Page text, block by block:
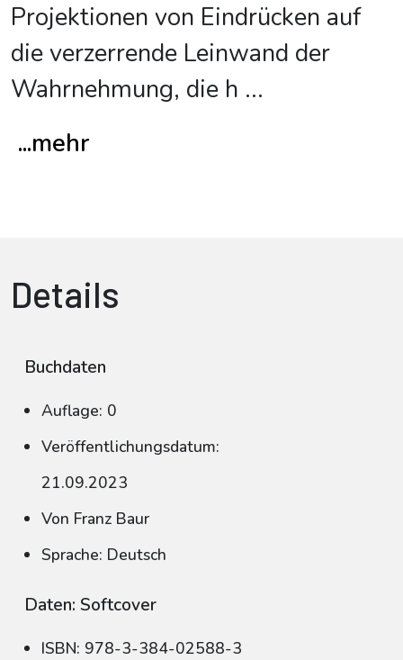
Projektionen von Eindrücken auf
die verzerrende Leinwand der
Wahrnehmung, die h ...
...mehr
Details
Buchdaten
Auflage: 0
Veröffentlichungsdatum:
21.09.2023
Von Franz Baur
Sprache: Deutsch
Daten: Softcover
ISBN: 978-3-384-02588-3